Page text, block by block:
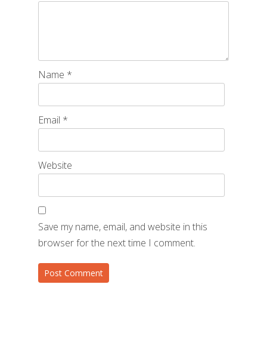
Name *
Email *
Website
Save my name, email, and website in this
browser for the next time I comment.